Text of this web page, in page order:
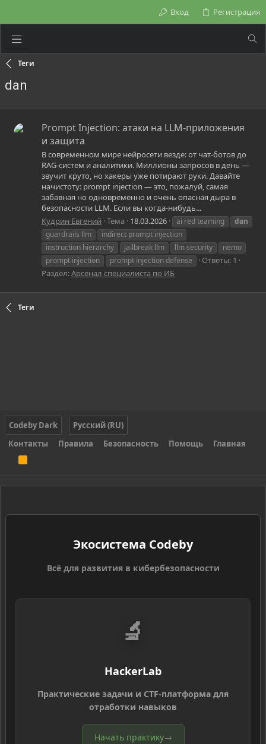
Вход Регистрация
Теги
dan
Prompt Injection: атаки на LLM-приложения
и защита
В современном мире нейросети везде: от чат-ботов до
RAG-систем и аналитики. Миллионы запросов в день —
звучит круто, но хакеры уже потирают руки. Давайте
начистоту: prompt injection — это, пожалуй, самая
забавная но одновременно и очень опасная дыра в
безопасности LLM. Если вы когда-нибудь...
Кудрин Евгений Тема 18.03.2026 ai red teaming
dan
guardrails llm
indirect prompt injection
instruction hierarchy
jailbreak llm llm security
nemo
prompt injection
prompt injection defense
Ответы: 1
Раздел:Арсенал специалиста по ИБ
Теги
Codeby Dark
Русский (RU)
Контакты
Правила Безопасность Помощь Главная
S
Экосистема Codeby
Всё для развития в кибербезопасности
🔬
HackerLab
Практические задачи и CTF-платформа для
отработки навыков
Начать практику→